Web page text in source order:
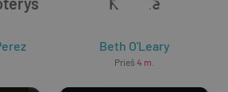
Beth O'Leary
Prieš 4 m.